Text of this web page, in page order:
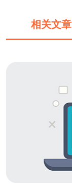
相关文章